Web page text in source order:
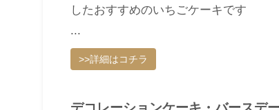
したおすすめのいちごケーキです
...
>>詳細はコチラ